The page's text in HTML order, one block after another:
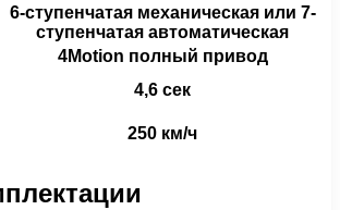
6-ступенчатая механическая или 7-
ступенчатая автоматическая
4Motion полный привод
4,6 сек
250 км/ч